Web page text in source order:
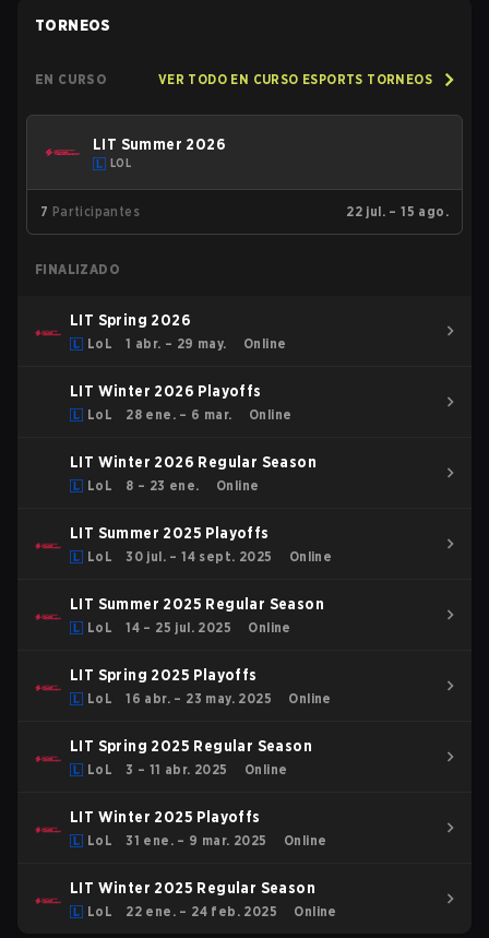
TORNEOS
EN CURSO VER TODO EN CURSO ESPORTS TORNEOS
LIT Summer 2026
LOL
7 Participantes 22 jul. – 15 ago.
FINALIZADO
LIT Spring 2026
LoL 1 abr. – 29 may. Online
LIT Winter 2026 Playoffs
LoL 28 ene. – 6 mar. Online
LIT Winter 2026 Regular Season
LoL 8 – 23 ene. Online
LIT Summer 2025 Playoffs
LoL 30 jul. – 14 sept. 2025 Online
LIT Summer 2025 Regular Season
LoL 14 – 25 jul. 2025 Online
LIT Spring 2025 Playoffs
LoL 16 abr. – 23 may. 2025 Online
LIT Spring 2025 Regular Season
LoL 3 – 11 abr. 2025 Online
LIT Winter 2025 Playoffs
LoL 31 ene. – 9 mar. 2025 Online
LIT Winter 2025 Regular Season
LoL 22 ene. – 24 feb. 2025 Online